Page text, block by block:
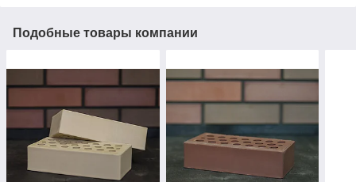
Подобные товары компании